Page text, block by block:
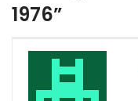
1976”